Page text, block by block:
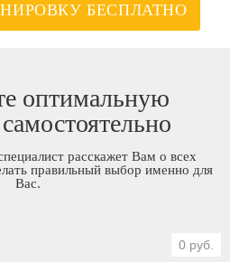
БЕСПЛАТНО
оптимальную
расскажет Вам о всех
правильный выбор именно для
Вас.
0 руб.